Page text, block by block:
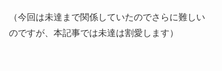
（今回は未達まで関係していたのでさらに難しい
のですが、本記事では未達は割愛します）